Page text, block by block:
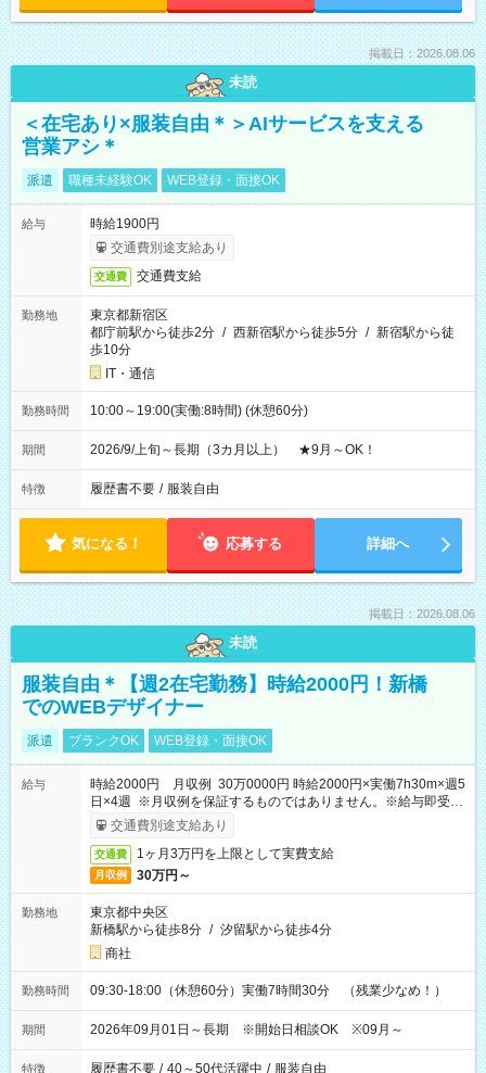
掲載日：2026.08.06
未読
＜在宅あり×服装自由＊＞AIサービスを支える
営業アシ＊
派遣 職種未経験OK WEB登録・面接OK
給与
時給1900円
交通費別途支給あり
交通費 交通費支給
勤務地
東京都新宿区
都庁前駅から徒歩2分 / 西新宿駅から徒歩5分 / 新宿駅から徒
歩10分
IT・通信
勤務時間 10:00～19:00(実働:8時間) (休憩60分)
期間 2026/9/上旬～長期（3カ月以上） ★9月～OK！
特徴 履歴書不要 / 服装自由
気になる！ 応募する 詳細へ
掲載日：2026.08.06
未読
服装自由＊【週2在宅勤務】時給2000円！新橋
でのWEBデザイナー
派遣 ブランクOK WEB登録・面接OK
給与
時給2000円 月収例 30万0000円 時給2000円×実働7h30m×週5
日×4週 ※月収例を保証するものではありません。※給与即受取
りサービス利用可（利用条件有）
交通費別途支給あり
交通費 1ヶ月3万円を上限として実費支給
月収例 30万円～
勤務地
東京都中央区
新橋駅から徒歩8分 / 汐留駅から徒歩4分
商社
勤務時間 09:30-18:00（休憩60分）実働7時間30分 （残業少なめ！）
期間 2026年09月01日～長期 ※開始日相談OK ※09月～
特徴 履歴書不要 / 40～50代活躍中 / 服装自由